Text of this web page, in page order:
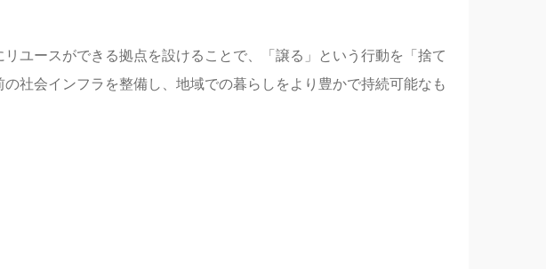
ユースができる拠点を設けることで、「譲る」という行動を「捨て
社会インフラを整備し、地域での暮らしをより豊かで持続可能なも